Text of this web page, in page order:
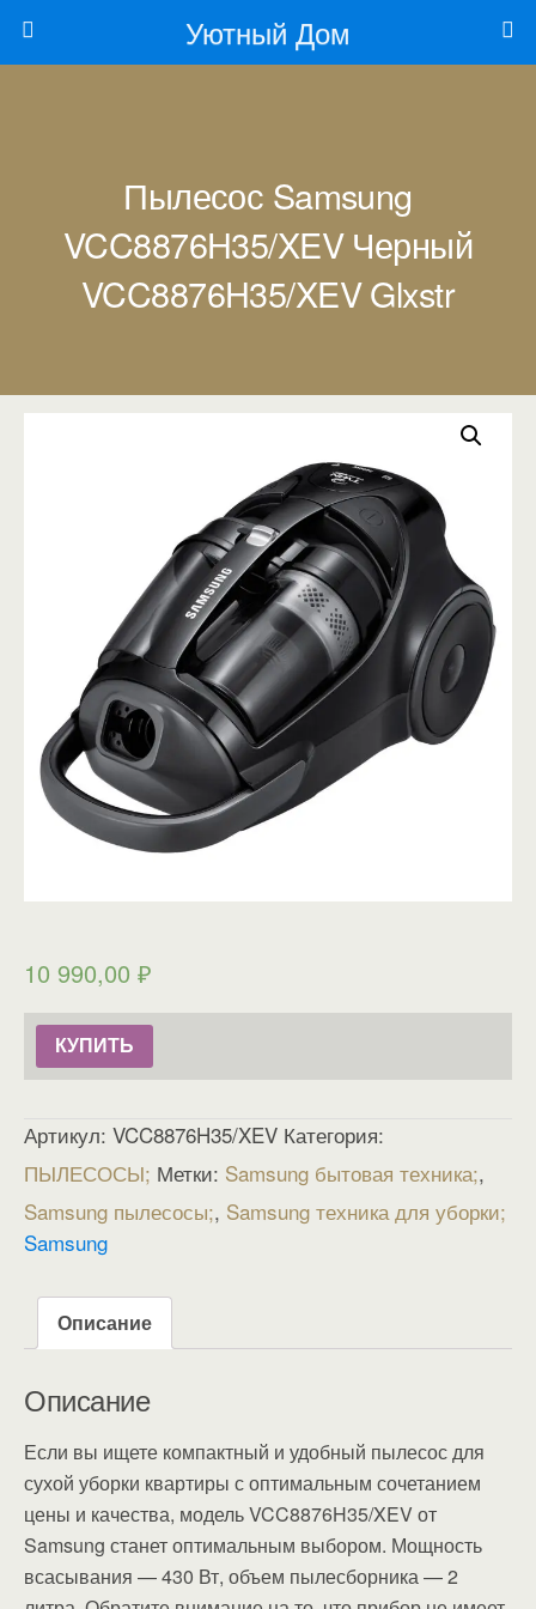
Уютный Дом
Пылесос Samsung
VCC8876H35/XEV Черный
VCC8876H35/XEV Glxstr
10 990,00 ₽
КУПИТЬ
Артикул: VCC8876H35/XEV Категория:
ПЫЛЕСОСЫ Метки: Samsung бытовая техника ,
Samsung пылесосы , Samsung техника для уборки
Samsung
Описание
Описание
Если вы ищете компактный и удобный пылесос для
сухой уборки квартиры с оптимальным сочетанием
цены и качества, модель VCC8876H35/XEV от
Samsung станет оптимальным выбором. Мощность
всасывания — 430 Вт, объем пылесборника — 2